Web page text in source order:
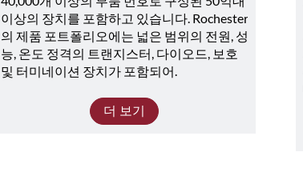
이상의 장치를 포함하고 있습니다. Rochester
의 제품 포트폴리오에는 넓은 범위의 전원, 성
능, 온도 정격의 트랜지스터, 다이오드, 보호
및 터미네이션 장치가 포함되어.
더 보기